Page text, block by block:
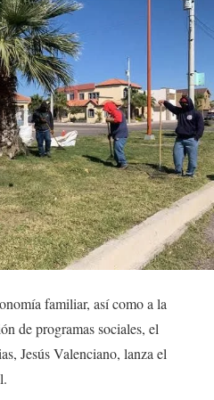
familiar, así como a la
de programas sociales, el
Jesús Valenciano, lanza el